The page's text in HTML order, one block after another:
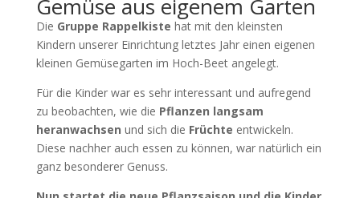
Gemüse aus eigenem Garten
Die Gruppe Rappelkiste hat mit den kleinsten
Kindern unserer Einrichtung letztes Jahr einen eigenen
kleinen Gemüsegarten im Hoch-Beet angelegt.
Für die Kinder war es sehr interessant und aufregend
zu beobachten, wie die Pflanzen langsam
heranwachsen und sich die Früchte entwickeln.
Diese nachher auch essen zu können, war natürlich ein
ganz besonderer Genuss.